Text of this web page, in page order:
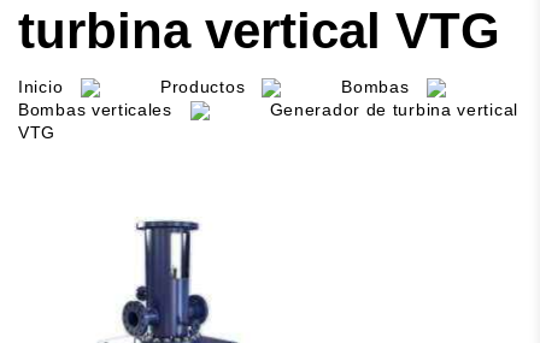
turbina vertical VTG
Inicio Productos
Bombas
Bombas verticales
Generador de turbina vertical
VTG